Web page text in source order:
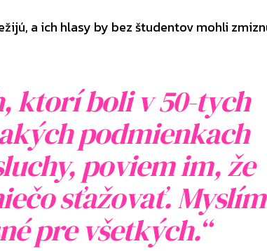
a ich hlasy by bez študentov mohli
ktorí boli v 50-tych
podmienkach
poviem im, že
sťažovať. Myslím
pre všetkých.“